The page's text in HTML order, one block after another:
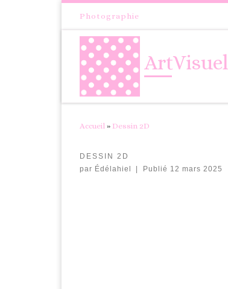
Passer au contenuPhotographie
ArtVisuel
Accueil » Dessin 2D
DESSIN 2D
par Édélahiel Publié 12 mars 2025